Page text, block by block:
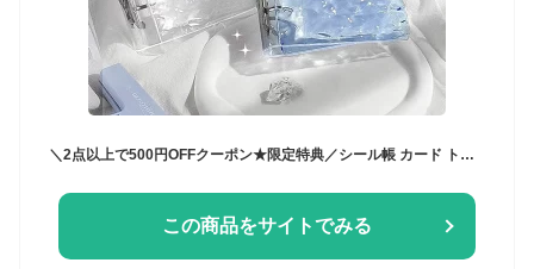
＼2点以上で500円OFFクーポン★限定特典／シール帳 カード トレカアルバム バインダー カードリフィル 水の波紋 写真 手帳 3穴 女の子 かわいい シール台紙 手帳 持ち運び便利 学生用 おしゃれ 入学祝い プレゼント 4色選択（リフィル付き）
この商品をサイトでみる